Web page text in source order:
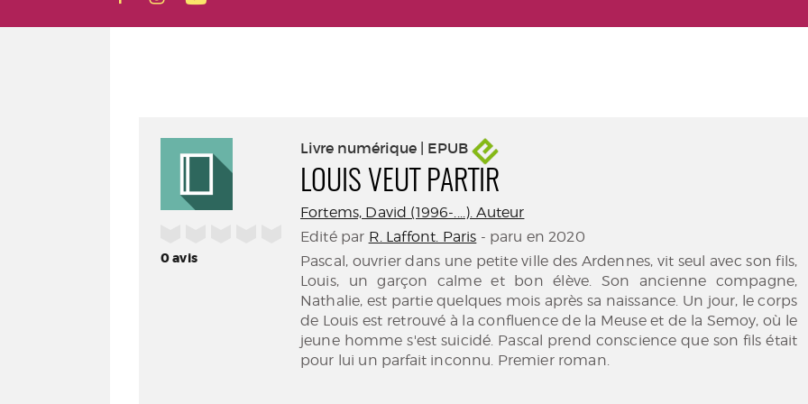
0avis
Livre numérique | EPUB
LOUIS VEUT PARTIR
Fortems, David (1996-....). Auteur
Edité par R. Laffont. Paris - paru en 2020
Pascal, ouvrier dans une petite ville des Ardennes, vit seul avec son fils,
Louis, un garçon calme et bon élève. Son ancienne compagne,
Nathalie, est partie quelques mois après sa naissance. Un jour, le corps
de Louis est retrouvé à la confluence de la Meuse et de la Semoy, où le
jeune homme s'est suicidé. Pascal prend conscience que son fils était
pour lui un parfait inconnu. Premier roman.